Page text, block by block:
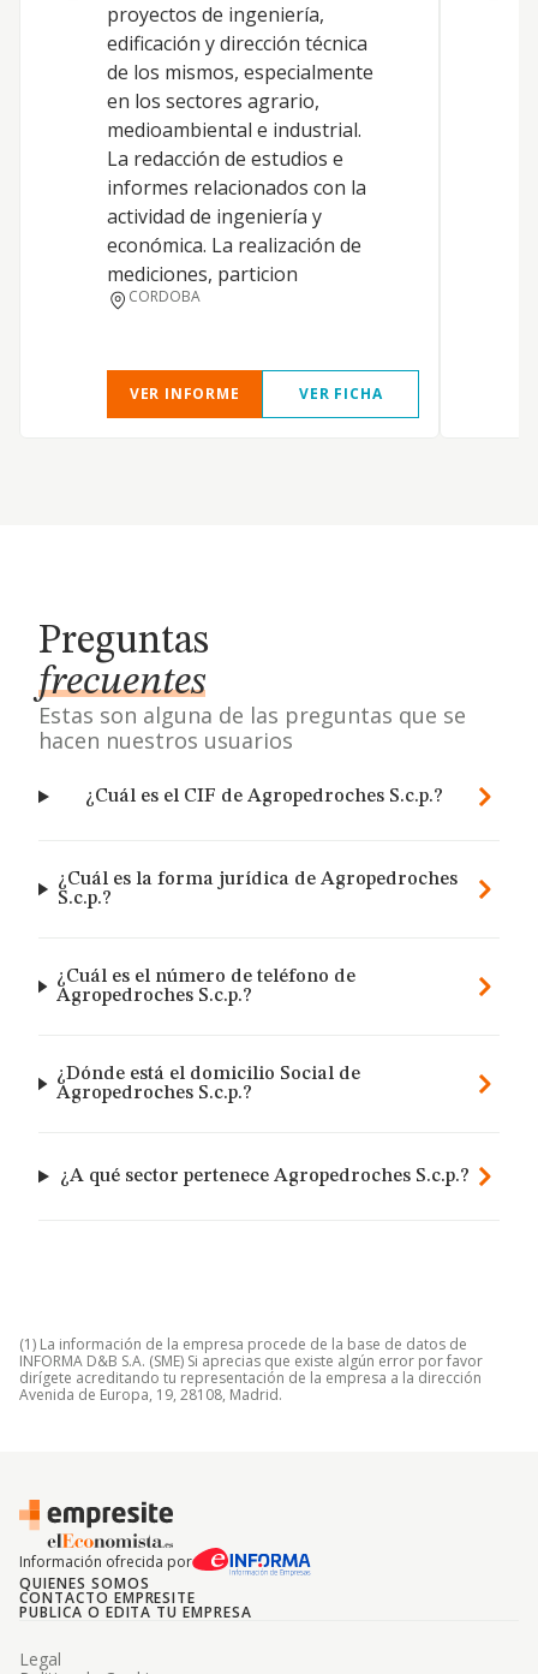
proyectos de ingeniería,
edificación y dirección técnica
de los mismos, especialmente
en los sectores agrario,
medioambiental e industrial.
La redacción de estudios e
informes relacionados con la
actividad de ingeniería y
económica. La realización de
mediciones, particion
CORDOBA
VER INFORME VER FICHA
Preguntas
frecuentes
Estas son alguna de las preguntas que se
hacen nuestros usuarios
¿Cuál es el CIF de Agropedroches S.c.p.?
¿Cuál es la forma jurídica de Agropedroches
S.c.p.?
¿Cuál es el número de teléfono de
Agropedroches S.c.p.?
¿Dónde está el domicilio Social de
Agropedroches S.c.p.?
¿A qué sector pertenece Agropedroches S.c.p.?
(1) La información de la empresa procede de la base de datos de
INFORMA D&B S.A. (SME) Si aprecias que existe algún error por favor
dirígete acreditando tu representación de la empresa a la dirección
Avenida de Europa, 19, 28108, Madrid.
Información ofrecida por
QUIENES SOMOS
CONTACTO EMPRESITE
PUBLICA O EDITA TU EMPRESA
Legal